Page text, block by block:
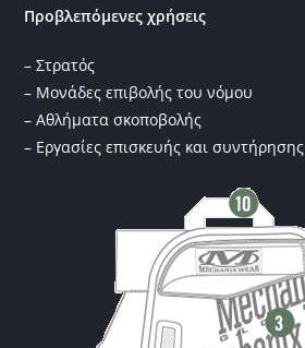
Προβλεπόμενες χρήσεις
– Στρατός
– Μονάδες επιβολής του νόμου
– Αθλήματα σκοποβολής
– Εργασίες επισκευής και συντήρησης